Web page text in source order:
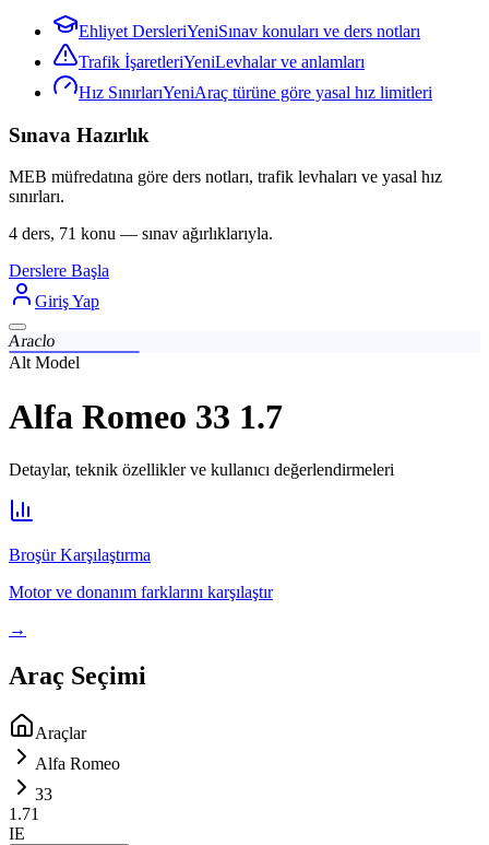
Ehliyet DersleriYeniSınav konuları ve ders notları
Trafik İşaretleriYeniLevhalar ve anlamları
Hız SınırlarıYeniAraç türüne göre yasal hız limitleri
Sınava Hazırlık
MEB müfredatına göre ders notları, trafik levhaları ve yasal hız
sınırları.
4 ders, 71 konu — sınav ağırlıklarıyla.
Derslere Başla
Giriş Yap
Araclo
Alt Model
Alfa Romeo 33 1.7
Detaylar, teknik özellikler ve kullanıcı değerlendirmeleri
Broşür Karşılaştırma
Motor ve donanım farklarını karşılaştır
→
Araç Seçimi
Araçlar
Alfa Romeo
33
1.71
IE